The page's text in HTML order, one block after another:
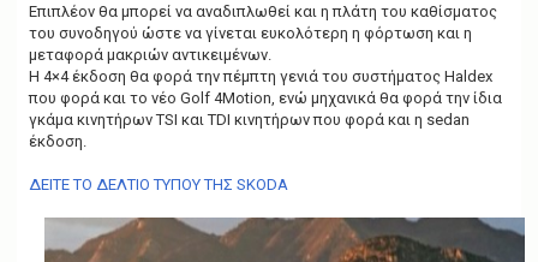
Επιπλέον θα μπορεί να αναδιπλωθεί και η πλάτη του καθίσματος
του συνοδηγού ώστε να γίνεται ευκολότερη η φόρτωση και η
μεταφορά μακριών αντικειμένων.
Η 4×4 έκδοση θα φορά την πέμπτη γενιά του συστήματος Haldex
που φορά και το νέο Golf 4Motion, ενώ μηχανικά θα φορά την ίδια
γκάμα κινητήρων TSI και TDI κινητήρων που φορά και η sedan
έκδοση.
ΔΕΙΤΕ ΤΟ ΔΕΛΤΙΟ ΤΥΠΟΥ ΤΗΣ SKODA